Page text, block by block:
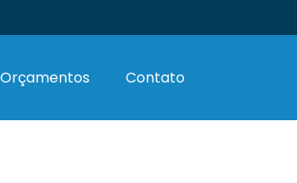
Orçamentos Contato